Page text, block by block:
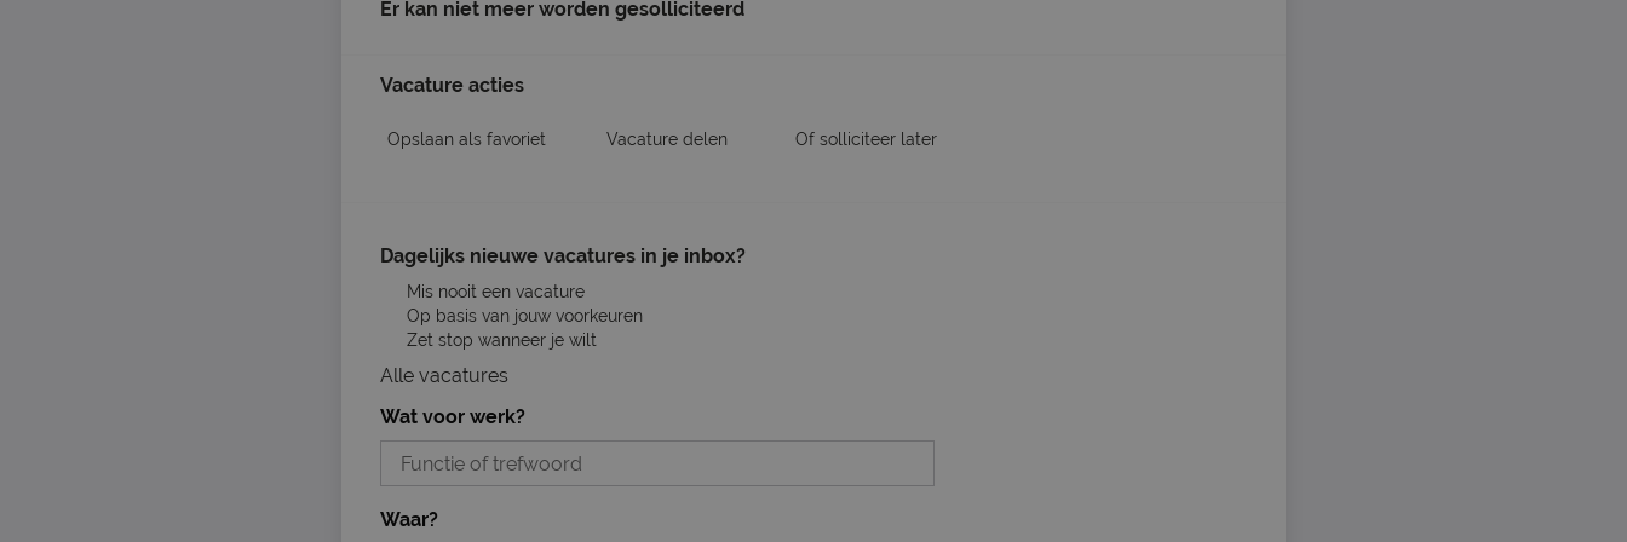
Er kan niet meer worden gesolliciteerd
Vacature acties
Opslaan als favoriet Vacature delen Of solliciteer later
Dagelijks nieuwe vacatures in je inbox?
Mis nooit een vacature
Op basis van jouw voorkeuren
Zet stop wanneer je wilt
Alle vacatures
Wat voor werk?
Waar?